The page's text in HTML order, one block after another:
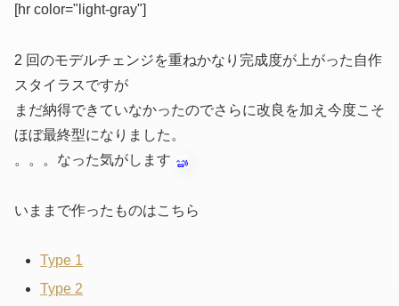
[hr color="light-gray"]
2 回のモデルチェンジを重ねかなり完成度が上がった自作
スタイラスですが
まだ納得できていなかったのでさらに改良を加え今度こそ
ほぼ最終型になりました。
。。。なった気がします
いままで作ったものはこちら
Type 1
Type 2